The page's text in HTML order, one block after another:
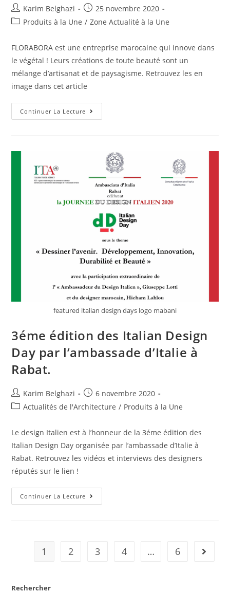
Karim Belghazi
25 novembre 2020
Produits à la Une / Zone Actualité à la Une
FLORABORA est une entreprise marocaine qui innove dans
le végétal ! Leurs créations de toute beauté sont un
mélange d’artisanat et de paysagisme. Retrouvez les en
image dans cet article
Continuer La Lecture
featured italian design days logo mabani
3éme édition des Italian Design
Day par l’ambassade d’Italie à
Rabat.
Karim Belghazi
6 novembre 2020
Actualités de l'Architecture / Produits à la Une
Le design Italien est à l’honneur de la 3éme édition des
Italian Design Day organisée par l’ambassade d’Italie à
Rabat. Retrouvez les vidéos et interviews des designers
réputés sur le lien !
Continuer La Lecture
1 2 3 4 … 6
Rechercher